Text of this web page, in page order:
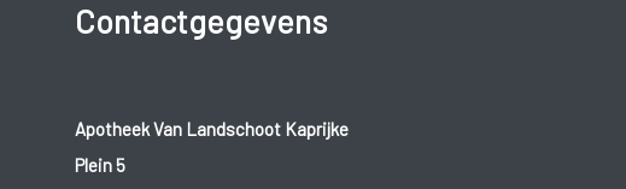
Contactgegevens
Apotheek Van Landschoot Kaprijke
Plein 5